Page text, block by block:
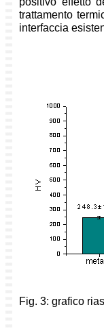
trattamento
interfaccia
Fig. 3: grafico